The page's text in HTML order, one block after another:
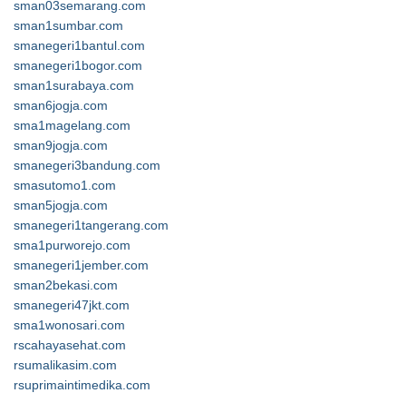
sman03semarang.com
sman1sumbar.com
smanegeri1bantul.com
smanegeri1bogor.com
sman1surabaya.com
sman6jogja.com
sma1magelang.com
sman9jogja.com
smanegeri3bandung.com
smasutomo1.com
sman5jogja.com
smanegeri1tangerang.com
sma1purworejo.com
smanegeri1jember.com
sman2bekasi.com
smanegeri47jkt.com
sma1wonosari.com
rscahayasehat.com
rsumalikasim.com
rsuprimaintimedika.com